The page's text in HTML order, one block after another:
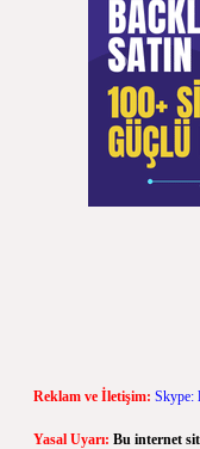
Reklam ve İletişim: Skype:
Yasal Uyarı: Bu internet